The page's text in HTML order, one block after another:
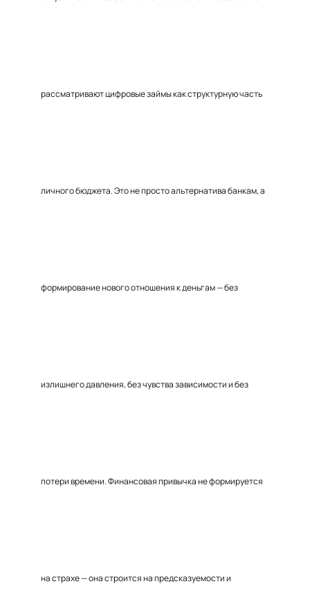
рассматривают цифровые займы как структурную часть
личного бюджета. Это не просто альтернатива банкам, а
формирование нового отношения к деньгам — без
излишнего давления, без чувства зависимости и без
потери времени. Финансовая привычка не формируется
на страхе — она строится на предсказуемости и